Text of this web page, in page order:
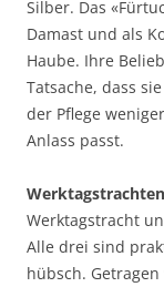
Silber. Das
Damast und als
Haube. Ihre
Tatsache, dass
der Pflege
Anlass passt.
Werktagstracht
Alle drei sind
hübsch.